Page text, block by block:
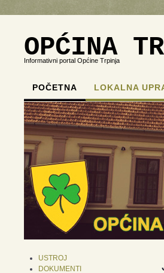
OPĆINA
Informativni portal Općine Trpinja
POČETNA LOKALNA
USTROJ
DOKUMENTI